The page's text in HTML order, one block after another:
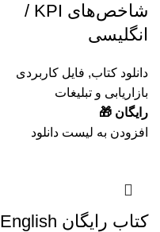
شاخص‌های KPI /
انگلیسی
دانلود کتاب, فایل کاربردی
بازاریابی و تبلیغات
رایگان 🎁
افزودن به لیست دانلود
کتاب رایگان English